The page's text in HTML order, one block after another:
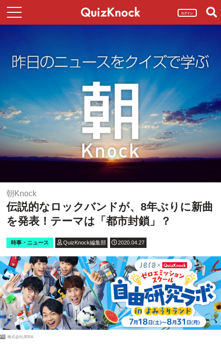
ログイン
朝Knock
伝説的なロックバンドが、8年ぶりに新曲
を発表！テーマは「都市封鎖」？
時事・ニュース QuizKnock編集部 2020.04.27
PR 株式会社JERA